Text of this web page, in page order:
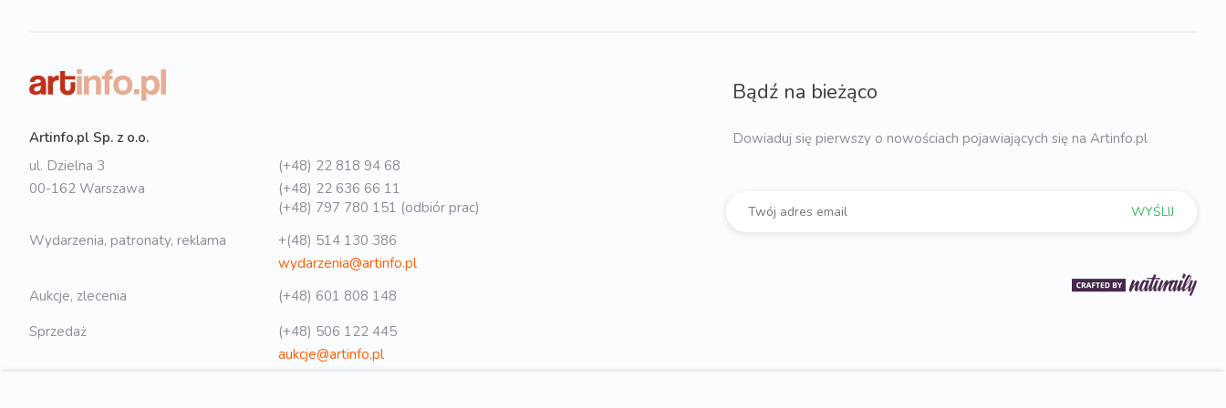
Artinfo.pl Sp. z o.o.
ul. Dzielna 3
00-162 Warszawa
(+48) 22 818 94 68
(+48) 22 636 66 11
(+48) 797 780 151 (odbiór prac)
Wydarzenia, patronaty, reklama
+(48) 514 130 386
wydarzenia@artinfo.pl
Aukcje, zlecenia
(+48) 601 808 148
Sprzedaż
(+48) 506 122 445
aukcje@artinfo.pl
Bądź na bieżąco
Dowiaduj się pierwszy o nowościach pojawiających się na Artinfo.pl
WYŚLIJ